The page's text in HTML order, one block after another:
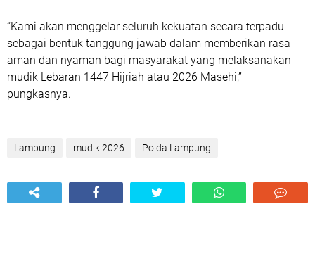
“Kami akan menggelar seluruh kekuatan secara terpadu
sebagai bentuk tanggung jawab dalam memberikan rasa
aman dan nyaman bagi masyarakat yang melaksanakan
mudik Lebaran 1447 Hijriah atau 2026 Masehi,”
pungkasnya.
Lampung mudik 2026 Polda Lampung